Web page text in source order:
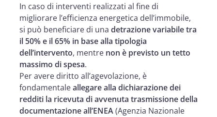
In caso di interventi realizzati al fine di
migliorare l’efficienza energetica dell’immobile,
si può beneficiare di una detrazione variabile tra
il 50% e il 65% in base alla tipologia
dell’intervento, mentre non è previsto un tetto
massimo di spesa.
Per avere diritto all’agevolazione, è
fondamentaleallegare alla dichiarazione dei
redditi la ricevuta di avvenuta trasmissione della
documentazione all’ENEA(Agenzia Nazionale